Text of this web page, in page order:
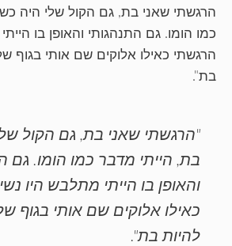
הרגשתי שאני בת, גם הקול שלי היה
כמו הומו. גם התנהגותי והאופן בו
הרגשתי כאילו אלוקים שם אותי בגוף
בת".
"הרגשתי שאני בת, גם הקול
בת, הייתי מדבר כמו הומו. גם
והאופן בו הייתי מתלבש היו
כאילו אלוקים שם אותי בגוף
להיות בת".